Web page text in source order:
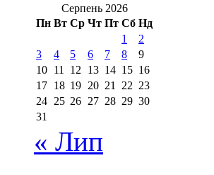
Серпень 2026
Пн Вт Ср Чт Пт Сб Нд
1
2
3
4 5 6 7 8
9
10 11 12 13 14 15 16
17 18 19 20 21 22 23
24 25 26 27 28 29 30
31
« Лип